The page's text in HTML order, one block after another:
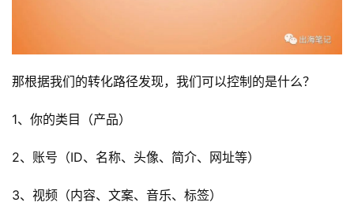
那根据我们的转化路径发现，我们可以控制的是什么？
1、你的类目（产品）
2、账号（ID、名称、头像、简介、网址等）
3、视频（内容、文案、音乐、标签）